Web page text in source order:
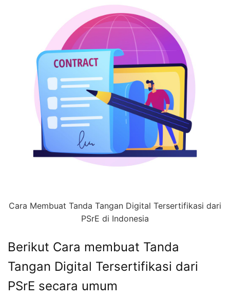
Cara Membuat Tanda Tangan Digital Tersertifikasi dari
PSrE di Indonesia
Berikut Cara membuat Tanda
Tangan Digital Tersertifikasi dari
PSrE secara umum